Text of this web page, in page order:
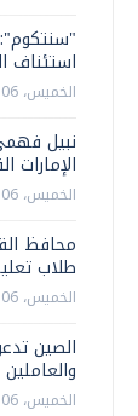
استئناف
الخميس، 06 اغسطس 2026 09:40 م
نبيل
الإمارات
الخميس، 06 اغسطس 2026 09:35 م
محافظ
طلاب
الخميس، 06 اغسطس 2026 09:30 م
الصين
الخميس، 06 اغسطس 2026 09:27 م